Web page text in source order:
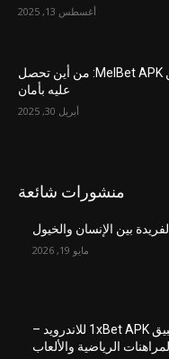
أغسطس 13, 2025
أحدث إصدار من MelBet APK: من أين تحصل
عليه بأمان
أبريل 30, 2025
منشورات شائعة
بين الإنسان والخيول
مايو 19, 2026
عنوان: تحميل تطبيق 1xBet APK للاندرويد –
الرياضية والألعاب